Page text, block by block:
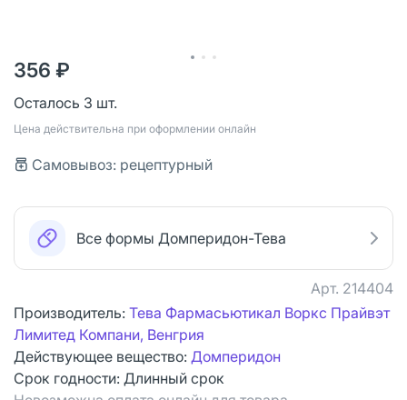
356 ₽
Осталось 3 шт.
Цена действительна при оформлении онлайн
Самовывоз: рецептурный
Все формы Домперидон-Тева
Арт. 214404
Производитель: Тева Фармасьютикал Воркс Прайвэт
Лимитед Компани, Венгрия
Действующее вещество: Домперидон
Срок годности: Длинный срок